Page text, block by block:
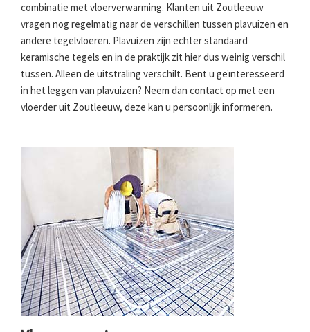
combinatie met vloerverwarming. Klanten uit Zoutleeuw
vragen nog regelmatig naar de verschillen tussen plavuizen en
andere tegelvloeren. Plavuizen zijn echter standaard
keramische tegels en in de praktijk zit hier dus weinig verschil
tussen. Alleen de uitstraling verschilt. Bent u geïnteresseerd
in het leggen van plavuizen? Neem dan contact op met een
vloerder uit Zoutleeuw, deze kan u persoonlijk informeren.